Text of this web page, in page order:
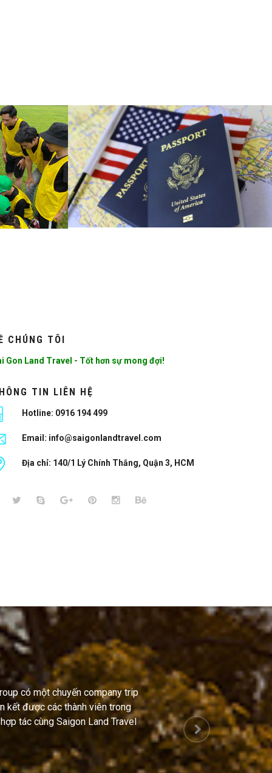
từ
kịch bản
tranh.
DỊCH VỤ VISA
Dich vụ visa cho người Việt Nam, visa, công
văn nhập cảnh cho người nước ngoài.
CHÚNG TÔI
Gon Land Travel - Tốt hơn sự mong đợi!
TIN LIÊN HỆ
Hotline: 0916 194 499
Email: info@saigonlandtravel.com
Địa chỉ: 140/1 Lý Chính Thắng, Quận 3, HCM
có một chuyến company trip
kết được các thành viên trong
tác cùng Saigon Land Travel